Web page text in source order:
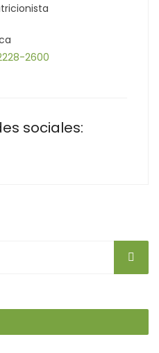
2600
sociales: